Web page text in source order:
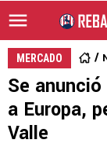
MERCADO
Se
a Europa,
Valle